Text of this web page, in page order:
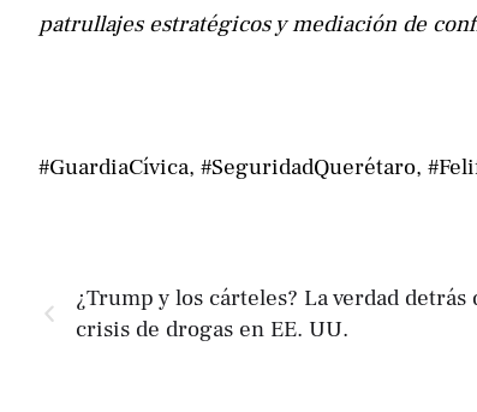
patrullajes estratégicos y mediación de
#GuardiaCívica, #SeguridadQuerétaro,
¿Trump y los cárteles? La verdad detrás
crisis de drogas en EE. UU.